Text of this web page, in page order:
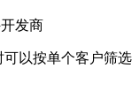
发商
可以按单个客户筛选